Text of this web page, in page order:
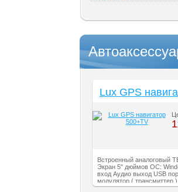
Lux GPS
500+TV
Встроенный аналоговый
Экран 5" дюймов ОС:
вход Аудио выход USB
модулятор ( трансмиттер
+ карточка 2Gb в